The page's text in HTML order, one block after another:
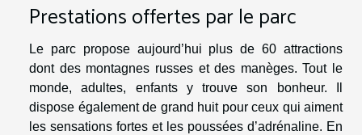
Prestations offertes par le parc
Le parc propose aujourd’hui plus de 60 attractions
dont des montagnes russes et des manèges. Tout le
monde, adultes, enfants y trouve son bonheur. Il
dispose également de grand huit pour ceux qui aiment
les sensations fortes et les poussées d’adrénaline. En